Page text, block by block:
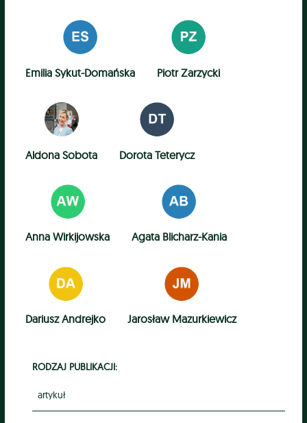
Emilia Sykut-Domańska Piotr Zarzycki
Aldona Sobota Dorota Teterycz
Anna Wirkijowska Agata Blicharz-Kania
Dariusz Andrejko Jarosław Mazurkiewicz
RODZAJ PUBLIKACJI:
artykuł